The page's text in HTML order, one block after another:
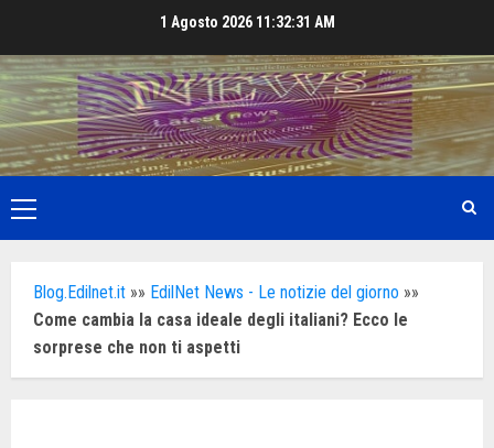
content
1 Agosto 2026 11:32:33 AM
Primary
Menu
Blog.Edilnet.it »» EdilNet News - Le notizie del giorno »»
Come cambia la casa ideale degli italiani? Ecco le
sorprese che non ti aspetti